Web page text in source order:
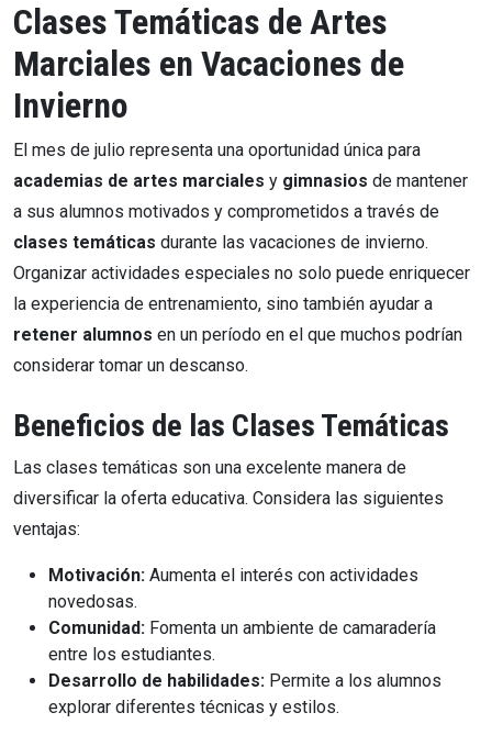
Clases Temáticas de Artes
Marciales en Vacaciones de
Invierno
El mes de julio representa una oportunidad única para
academias de artes marciales y gimnasios de mantener
a sus alumnos motivados y comprometidos a través de
clases temáticas durante las vacaciones de invierno.
Organizar actividades especiales no solo puede enriquecer
la experiencia de entrenamiento, sino también ayudar a
retener alumnos en un período en el que muchos podrían
considerar tomar un descanso.
Beneficios de las Clases Temáticas
Las clases temáticas son una excelente manera de
diversificar la oferta educativa. Considera las siguientes
ventajas:
Motivación: Aumenta el interés con actividades
novedosas.
Comunidad: Fomenta un ambiente de camaradería
entre los estudiantes.
Desarrollo de habilidades: Permite a los alumnos
explorar diferentes técnicas y estilos.